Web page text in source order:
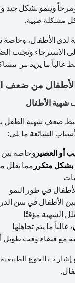
وينمو بشكل جيد
مشكلة طبية.
لدى الأطفال، وخاصة
على الاسترخاء وتجنب
غالباً ما يزيد من
الأطفال من ضعف
شهية الأطفال
ضعف شهية الطفل
الشائعة ما يلي:
أو العصير وخاصة بين
بشكل متكرر مما يقلل
في طور النمو
الأطفال في سن
الشهية مؤقتًا
، غالباً ما يتم تجاهلها
مع قضاء وقت طويل
إشارات الجوع